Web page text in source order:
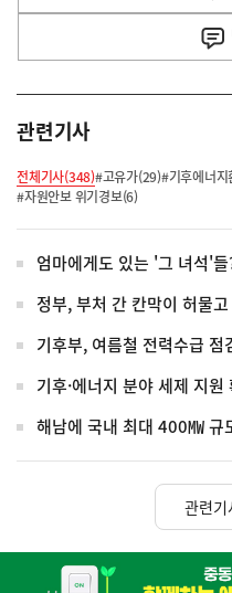
관련기사
전체기사(348)#고유가(29)#기후에너
#자원안보 위기경보(6)
엄마에게도 있는 '그 녀석'들
정부, 부처 간 칸막이 허물
기후부, 여름철 전력수급
기후·에너지 분야 세제 지원
해남에 국내 최대 400㎿ 규
관련기